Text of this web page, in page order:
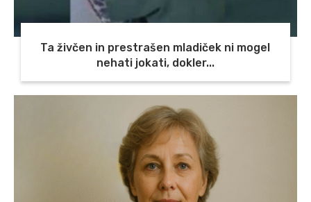
Ta živčen in prestrašen mladiček ni mogel
nehati jokati, dokler...